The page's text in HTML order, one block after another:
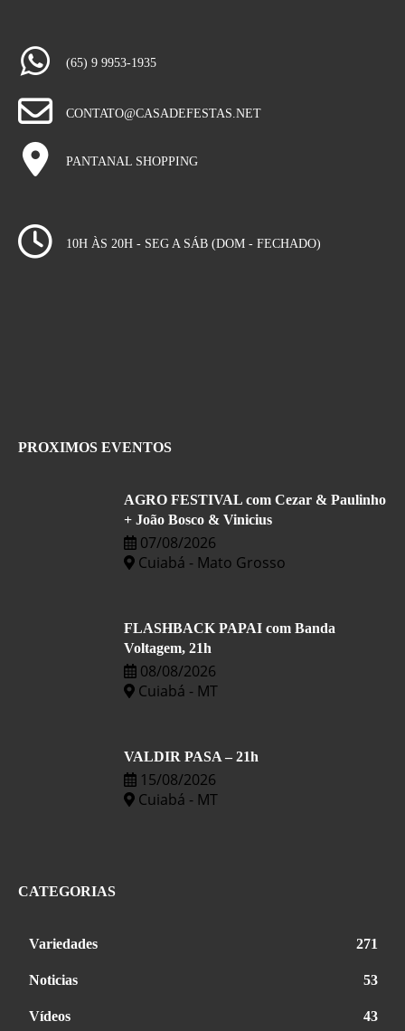
(65) 9 9953-1935
CONTATO@CASADEFESTAS.NET
PANTANAL SHOPPING
10H ÀS 20H - SEG A SÁB (DOM - FECHADO)
PROXIMOS EVENTOS
AGRO FESTIVAL com Cezar & Paulinho
+ João Bosco & Vinicius
07/08/2026
Cuiabá - Mato Grosso
FLASHBACK PAPAI com Banda
Voltagem, 21h
08/08/2026
Cuiabá - MT
VALDIR PASA – 21h
15/08/2026
Cuiabá - MT
CATEGORIAS
Variedades 271
Noticias 53
Vídeos 43